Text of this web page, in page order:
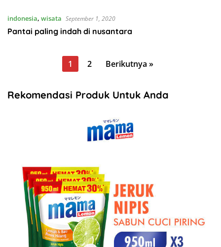
indonesia, wisata September 1, 2020
Pantai paling indah di nusantara
1 2 Berikutnya »
Rekomendasi Produk Untuk Anda